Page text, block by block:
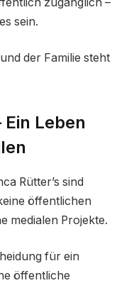
sein.
der Familie steht
Leben
Rütter’s sind
öffentlichen
medialen Projekte.
für ein
öffentliche